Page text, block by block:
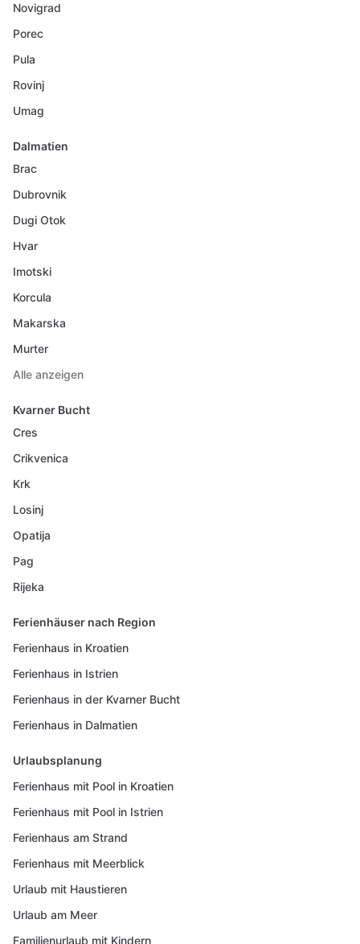
Novigrad
Porec
Pula
Rovinj
Umag
Dalmatien
Brac
Dubrovnik
Dugi Otok
Hvar
Imotski
Korcula
Makarska
Murter
Alle anzeigen
Kvarner Bucht
Cres
Crikvenica
Krk
Losinj
Opatija
Pag
Rijeka
Ferienhäuser nach Region
Ferienhaus in Kroatien
Ferienhaus in Istrien
Ferienhaus in der Kvarner Bucht
Ferienhaus in Dalmatien
Urlaubsplanung
Ferienhaus mit Pool in Kroatien
Ferienhaus mit Pool in Istrien
Ferienhaus am Strand
Ferienhaus mit Meerblick
Urlaub mit Haustieren
Urlaub am Meer
Familienurlaub mit Kindern